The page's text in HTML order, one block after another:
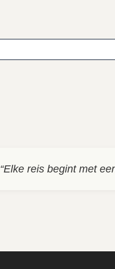
“Elke reis begint met